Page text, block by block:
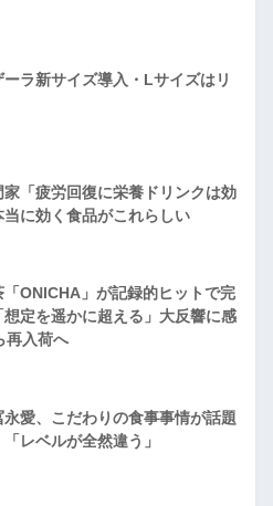
ーラ新サイズ導入・Lサイズはリ
家「疲労回復に栄養ドリンクは効
に効く食品がこれらしい
「ONICHA」が記録的ヒットで完
定を遥かに超える」大反響に感
再入荷へ
永愛、こだわりの食事事情が話題
「レベルが全然違う」